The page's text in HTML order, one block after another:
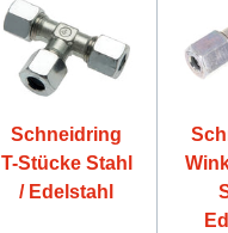
Schneidring
T-Stücke Stahl
/ Edelstahl